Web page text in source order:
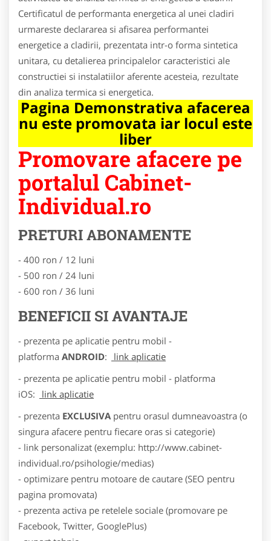
Certificatul de performanta energetica al unei cladiri
urmareste declararea si afisarea performantei
energetice a cladirii, prezentata intr-o forma sintetica
unitara, cu detalierea principalelor caracteristici ale
constructiei si instalatiilor aferente acesteia, rezultate
din analiza termica si energetica.
Pagina Demonstrativa afacerea
nu este promovata iar locul este
liber
Promovare afacere pe
portalul Cabinet-
Individual.ro
PRETURI ABONAMENTE
- 400 ron / 12 luni
- 500 ron / 24 luni
- 600 ron / 36 luni
BENEFICII SI AVANTAJE
- prezenta pe aplicatie pentru mobil -
platforma ANDROID:
link aplicatie
- prezenta pe aplicatie pentru mobil - platforma
iOS:
link aplicatie
- prezenta EXCLUSIVA pentru orasul dumneavoastra (o
singura afacere pentru fiecare oras si categorie)
- link personalizat (exemplu: http://www.cabinet-
individual.ro/psihologie/medias)
- optimizare pentru motoare de cautare (SEO pentru
pagina promovata)
- prezenta activa pe retelele sociale (promovare pe
Facebook, Twitter, GooglePlus)